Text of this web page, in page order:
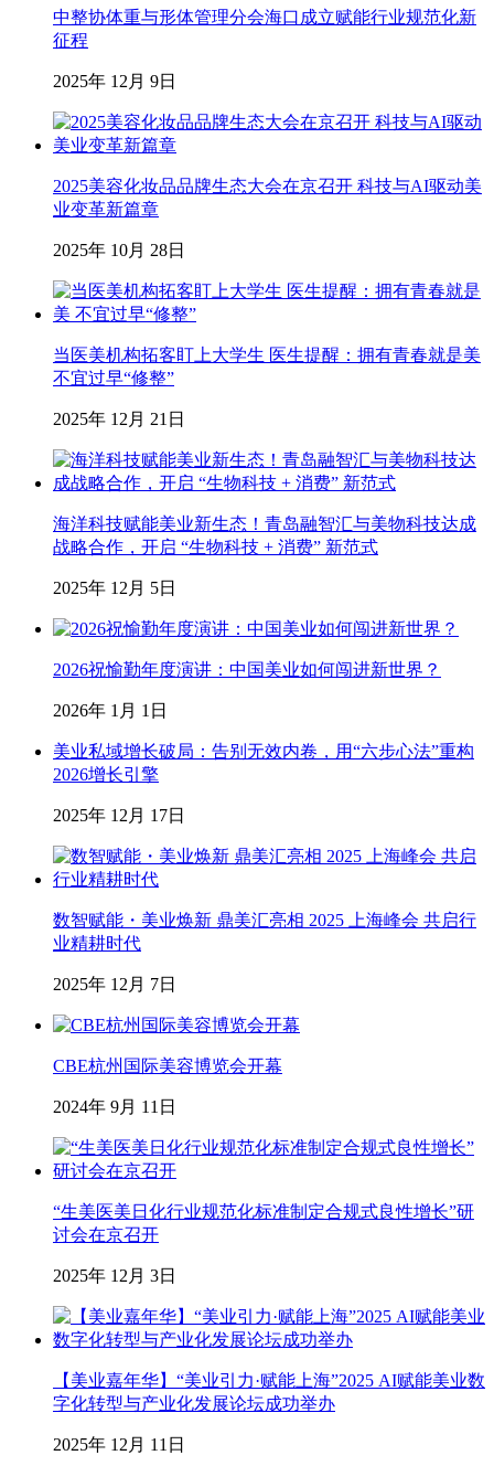
中整协体重与形体管理分会海口成立赋能行业规范化新
征程
2025年 12月 9日
2025美容化妆品品牌生态大会在京召开 科技与AI驱动美
业变革新篇章
2025年 10月 28日
当医美机构拓客盯上大学生 医生提醒：拥有青春就是美
不宜过早“修整”
2025年 12月 21日
海洋科技赋能美业新生态！青岛融智汇与美物科技达成
战略合作，开启 “生物科技 + 消费” 新范式
2025年 12月 5日
2026祝愉勤年度演讲：中国美业如何闯进新世界？
2026年 1月 1日
美业私域增长破局：告别无效内卷，用“六步心法”重构
2026增长引擎
2025年 12月 17日
数智赋能・美业焕新 鼎美汇亮相 2025 上海峰会 共启行
业精耕时代
2025年 12月 7日
CBE杭州国际美容博览会开幕
2024年 9月 11日
“生美医美日化行业规范化标准制定合规式良性增长”研
讨会在京召开
2025年 12月 3日
【美业嘉年华】“美业引力·赋能上海”2025 AI赋能美业数
字化转型与产业化发展论坛成功举办
2025年 12月 11日